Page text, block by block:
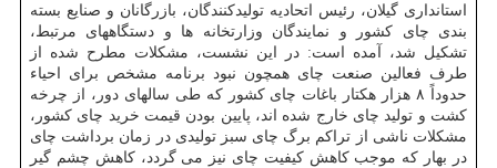
استانداری گیلان، رئیس اتحادیه تولیدکنندگان، بازرگانان و صنایع بسته
بندی چای کشور و نمایندگان وزارتخانه ها و دستگاههای مرتبط،
تشکیل شد، آمده است: در این نشست، مشکلات مطرح شده از
طرف فعالین صنعت چای همچون نبود برنامه مشخص برای احیاء
حدوداً ۸ هزار هکتار باغات چای کشور که طی سالهای دور، از چرخه
کشت و تولید چای خارج شده اند، پایین بودن قیمت خرید چای کشور،
مشکلات ناشی از تراکم برگ چای سبز تولیدی در زمان برداشت چای
در بهار که موجب کاهش کیفیت چای نیز می گردد، کاهش چشم گیر